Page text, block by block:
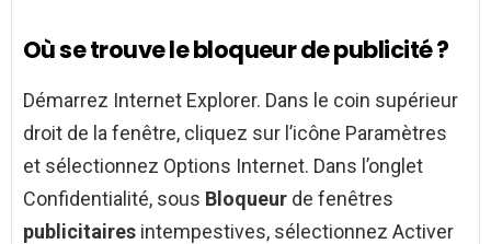
Où se trouve le bloqueur de publicité ?
Démarrez Internet Explorer. Dans le coin supérieur
droit de la fenêtre, cliquez sur l’icône Paramètres
et sélectionnez Options Internet. Dans l’onglet
Confidentialité, sous Bloqueur de fenêtres
publicitaires intempestives, sélectionnez Activer